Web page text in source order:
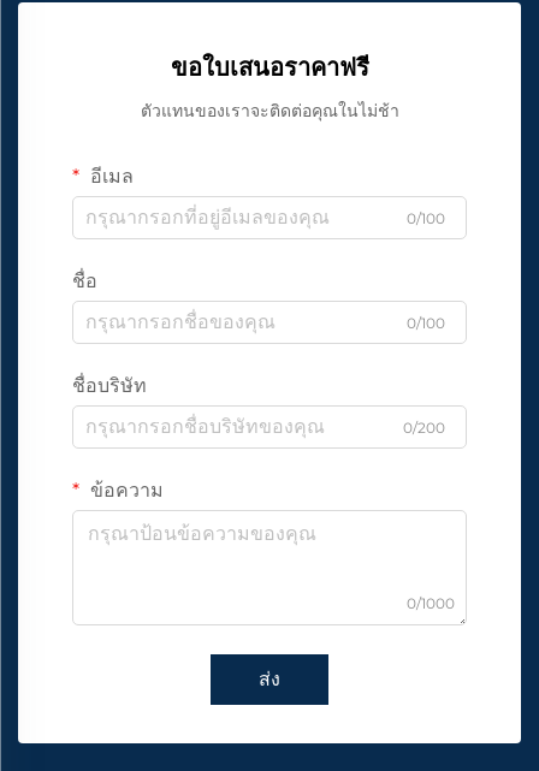
ขอใบเสนอราคาฟรี
ตัวแทนของเราจะติดต่อคุณในไม่ช้า
อีเมล
0/100
ชื่อ
0/100
ชื่อบริษัท
0/200
ข้อความ
0/1000
ส่ง